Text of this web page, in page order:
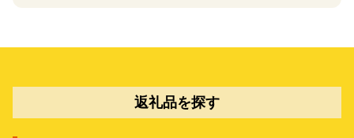
返礼品を探す